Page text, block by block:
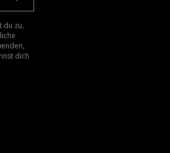
du zu,
dich